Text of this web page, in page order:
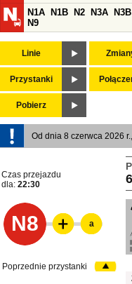
N1A
N1B N2 N3A N3B
N9
Linie
Przystanki
Pobierz
Od dnia 8 czerwca 2026
Czas przejazdu
dla: 22:30
N8 a
Poprzednie przystanki